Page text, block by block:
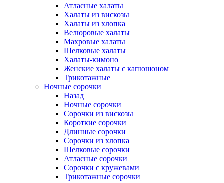
Атласные халаты
Халаты из вискозы
Халаты из хлопка
Велюровые халаты
Махровые халаты
Шелковые халаты
Халаты-кимоно
Женские халаты с капюшоном
Трикотажные
Ночные сорочки
Назад
Ночные сорочки
Сорочки из вискозы
Короткие сорочки
Длинные сорочки
Сорочки из хлопка
Шелковые сорочки
Атласные сорочки
Сорочки с кружевами
Трикотажные сорочки